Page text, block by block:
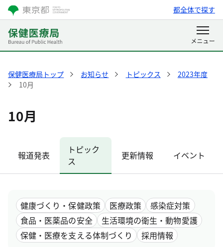
都全体で探す
保健医療局トップ お知らせ トピックス
2023年度
10月
10月
報道発表
トピック
ス
更新情報 イベント
健康づくり・保健政策 医療政策
感染症対策
食品・医薬品の安全
生活環境の衛生・動物愛護
保健・医療を支える体制づくり
採用情報